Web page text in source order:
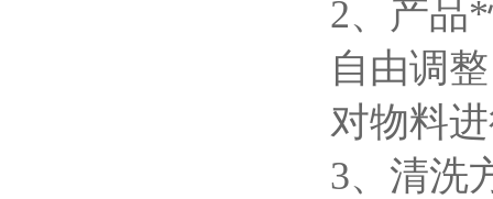
2、产品
自由调
对物料
3、清洗